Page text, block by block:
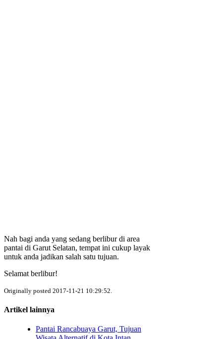
Nah bagi anda yang sedang berlibur di area
pantai di Garut Selatan, tempat ini cukup layak
untuk anda jadikan salah satu tujuan.
Selamat berlibur!
Originally posted 2017-11-21 10:29:52.
Artikel lainnya
Pantai Rancabuaya Garut, Tujuan